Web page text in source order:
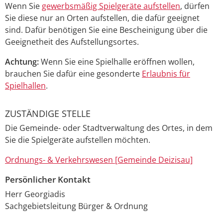
Wenn Sie gewerbsmäßig Spielgeräte aufstellen, dürfen
Sie diese nur an Orten aufstellen, die dafür geeignet
sind. Dafür benötigen Sie eine Bescheinigung über die
Geeignetheit des Aufstellungsortes.
Achtung:Wenn Sie eine Spielhalle eröffnen wollen,
brauchen Sie dafür eine gesonderte Erlaubnis für
Spielhallen.
ZUSTÄNDIGE STELLE
Die Gemeinde- oder Stadtverwaltung des Ortes, in dem
Sie die Spielgeräte aufstellen möchten.
Ordnungs- & Verkehrswesen [Gemeinde Deizisau]
Persönlicher Kontakt
Herr Georgiadis
Sachgebietsleitung Bürger & Ordnung